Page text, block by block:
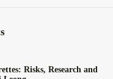
Risks, Research and